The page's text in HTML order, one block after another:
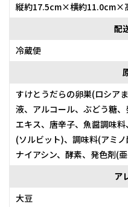
縦約17.5cm×横約11.0cm×
配
冷蔵便
すけとうだらの卵巣(ロシア
液、アルコール、ぶどう糖
エキス、唐辛子、魚醤調味
(ソルビット)、調味料(アミノ
ナイアシン、酵素、発色剤(
ア
大豆